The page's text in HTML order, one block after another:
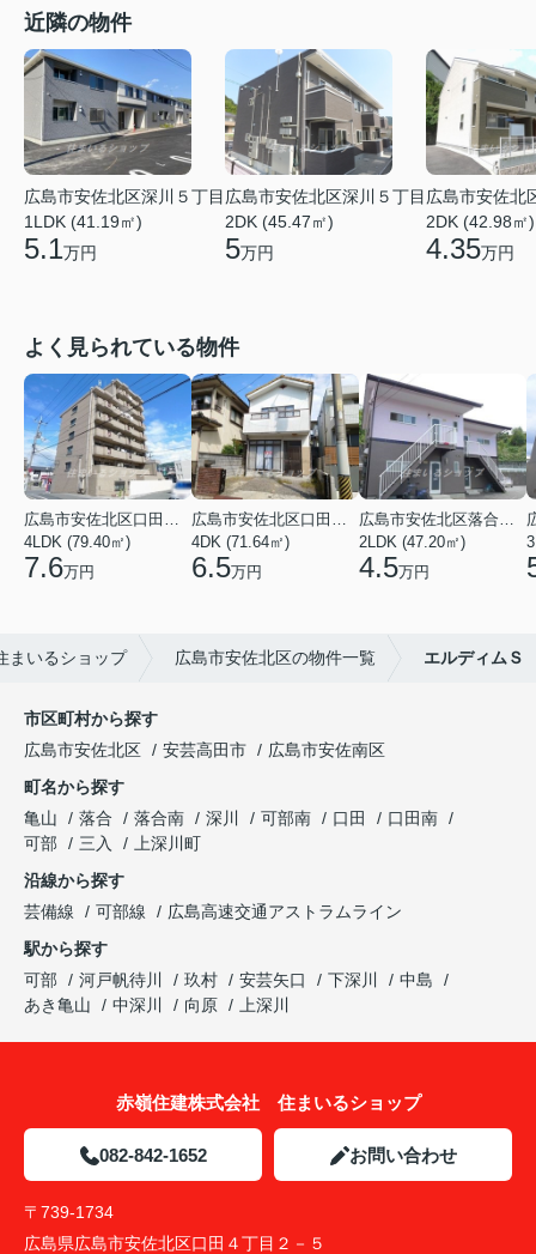
近隣の物件
広島市安佐北区深川５丁目
1LDK (41.19㎡)
5.1万円
広島市安佐北区深川５丁目
2DK (45.47㎡)
5万円
広島市安佐北
2DK (42.98㎡)
4.35万円
よく見られている物件
広島市安佐北区口田３丁目
4LDK (79.40㎡)
7.6万円
広島市安佐北区口田５丁目
4DK (71.64㎡)
6.5万円
広島市安佐北区落合南９丁目
2LDK (47.20㎡)
4.5万円
まいるショップ 広島市安佐北区の物件一覧 エルディムＳ
市区町村から探す
広島市安佐北区
安芸高田市
広島市安佐南区
町名から探す
亀山
落合 落合南 深川 可部南 口田
口田南
可部
三入
上深川町
沿線から探す
芸備線
可部線
広島高速交通アストラムライン
駅から探す
可部
河戸帆待川 玖村 安芸矢口 下深川
中島
あき亀山
中深川 向原 上深川
赤嶺住建株式会社 住まいるショップ
082-842-1652 お問い合わせ
〒739-1734
広島県広島市安佐北区口田４丁目２－５